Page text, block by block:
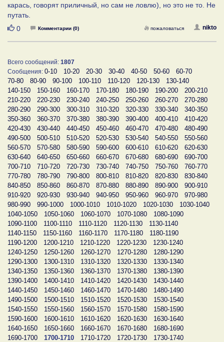
карась, говорят приличный, но сам не ловлю), но это не то. Не
путать.
Нравится
0 Комментарии (0) nikto
пожаловаться
Всего сообщений: 1807
Сообщения: 0-10 10-20 20-30 30-40 40-50 50-60
60-70
70-80
80-90 90-100 100-110 110-120 120-130
130-140
140-150
150-160 160-170 170-180 180-190 190-200
200-210
210-220
220-230 230-240 240-250 250-260 260-270
270-280
280-290
290-300 300-310 310-320 320-330 330-340
340-350
350-360
360-370 370-380 380-390 390-400 400-410
410-420
420-430
430-440 440-450 450-460 460-470 470-480
480-490
490-500
500-510 510-520 520-530 530-540 540-550
550-560
560-570
570-580 580-590 590-600 600-610 610-620
620-630
630-640
640-650 650-660 660-670 670-680 680-690
690-700
700-710
710-720 720-730 730-740 740-750 750-760
760-770
770-780
780-790 790-800 800-810 810-820 820-830
830-840
840-850
850-860 860-870 870-880 880-890 890-900
900-910
910-920
920-930 930-940 940-950 950-960 960-970
970-980
980-990
990-1000 1000-1010 1010-1020 1020-1030
1030-1040
1040-1050
1050-1060 1060-1070 1070-1080
1080-1090
1090-1100
1100-1110 1110-1120 1120-1130
1130-1140
1140-1150
1150-1160 1160-1170 1170-1180
1180-1190
1190-1200
1200-1210 1210-1220 1220-1230
1230-1240
1240-1250
1250-1260 1260-1270 1270-1280
1280-1290
1290-1300
1300-1310 1310-1320 1320-1330
1330-1340
1340-1350
1350-1360 1360-1370 1370-1380
1380-1390
1390-1400
1400-1410 1410-1420 1420-1430
1430-1440
1440-1450
1450-1460 1460-1470 1470-1480
1480-1490
1490-1500
1500-1510 1510-1520 1520-1530
1530-1540
1540-1550
1550-1560 1560-1570 1570-1580
1580-1590
1590-1600
1600-1610 1610-1620 1620-1630
1630-1640
1640-1650
1650-1660 1660-1670 1670-1680
1680-1690
1690-1700
1700-1710 1710-1720 1720-1730
1730-1740